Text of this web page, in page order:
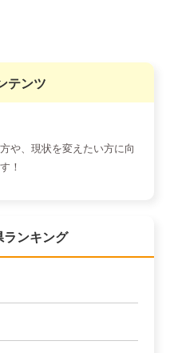
テンツ
や、現状を変えたい方に向
！
ランキング